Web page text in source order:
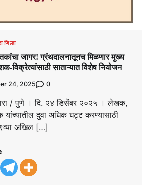
जिल्हा
जागर! ग्रंथदालनातूनच मिळणार मुख्य
विक्रेत्यांसाठी साताऱ्यात विशेष नियोजन
24, 2025 0
/ पुणे । दि. २४ डिसेंबर २०२५ । लेखक,
दुवा अधिक घट्ट करण्यासाठी
अखिल […]